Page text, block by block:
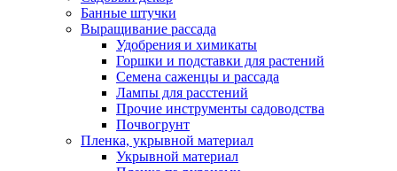
Банные штучки
Выращивание рассада
Удобрения и химикаты
Горшки и подставки для растений
Семена саженцы и рассада
Лампы для расстений
Прочие инструменты садоводства
Почвогрунт
Пленка, укрывной материал
Укрывной материал